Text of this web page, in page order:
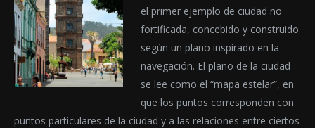
el primer ejemplo de ciudad no
fortificada, concebido y construido
según un plano inspirado en la
navegación. El plano de la ciudad
se lee como el “mapa estelar”, en
que los puntos corresponden con
puntos particulares de la ciudad y a las relaciones entre ciertos